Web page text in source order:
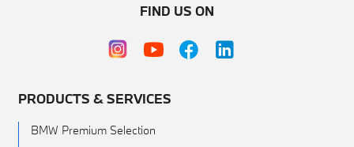
FIND US ON
PRODUCTS & SERVICES
BMW Premium Selection